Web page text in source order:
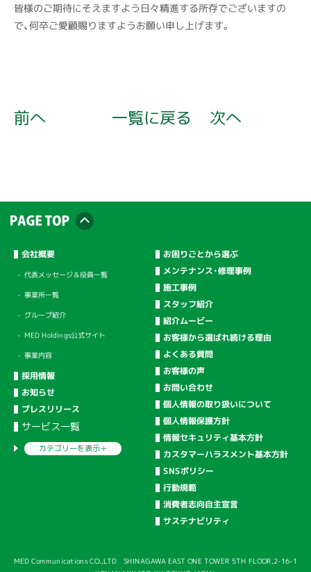
皆様のご期待にそえますよう日々精進する所存でございますの
で、何卒ご愛顧賜りますようお願い申し上げます。
前へ 一覧に戻る 次へ
会社概要
代表メッセージ＆役員一覧
事業所一覧
グループ紹介
MED Holdings公式サイト
事業内容
採用情報
お知らせ
プレスリリース
サービス一覧
カテゴリーを表示＋
お困りごとから選ぶ
メンテナンス・修理事例
施工事例
スタッフ紹介
紹介ムービー
お客様から選ばれ続ける理由
よくある質問
お客様の声
お問い合わせ
個人情報の取り扱いについて
個人情報保護方針
情報セキュリティ基本方針
カスタマーハラスメント基本方針
SNSポリシー
行動規範
消費者志向自主宣言
サステナビリティ
MED Communications CO.,LTD SHINAGAWA EAST ONE TOWER 5TH FLOOR,2-16-1